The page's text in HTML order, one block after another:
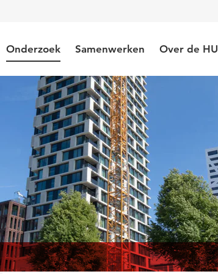
Onderzoek Samenwerken Over de HU